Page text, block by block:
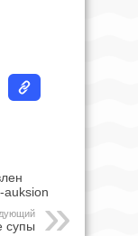
auksion
супы